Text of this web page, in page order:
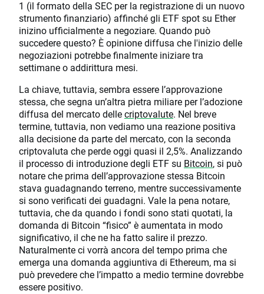
1 (il formato della SEC per la registrazione di un nuovo
strumento finanziario) affinché gli ETF spot su Ether
inizino ufficialmente a negoziare. Quando può
succedere questo? È opinione diffusa che l'inizio delle
negoziazioni potrebbe finalmente iniziare tra
settimane o addirittura mesi.
La chiave, tuttavia, sembra essere l’approvazione
stessa, che segna un’altra pietra miliare per l’adozione
diffusa del mercato dellecriptovalute. Nel breve
termine, tuttavia, non vediamo una reazione positiva
alla decisione da parte del mercato, con la seconda
criptovaluta che perde oggi quasi il 2,5%. Analizzando
il processo di introduzione degli ETF su Bitcoin, si può
notare che prima dell’approvazione stessa Bitcoin
stava guadagnando terreno, mentre successivamente
si sono verificati dei guadagni. Vale la pena notare,
tuttavia, che da quando i fondi sono stati quotati, la
domanda di Bitcoin “fisico” è aumentata in modo
significativo, il che ne ha fatto salire il prezzo.
Naturalmente ci vorrà ancora del tempo prima che
emerga una domanda aggiuntiva di Ethereum, ma si
può prevedere che l’impatto a medio termine dovrebbe
essere positivo.